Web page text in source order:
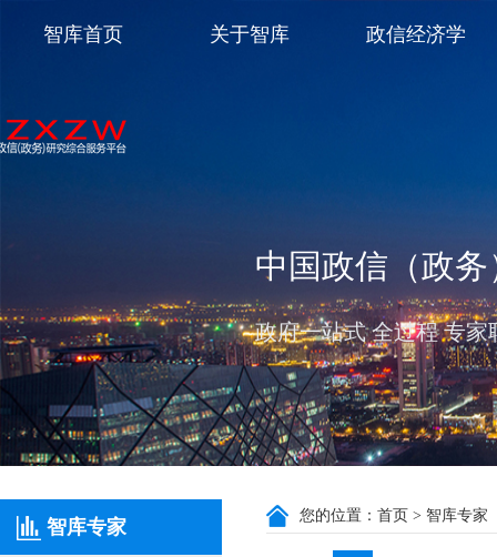
中国政信（政
政府一站式 全过程 专
智库首页 关于智库 政信经济学
智库专家
您的位置： 首页 > 智库专家